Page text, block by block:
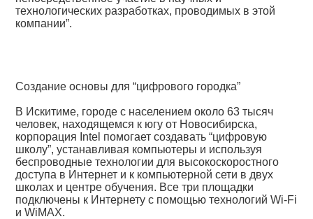
технологических разработках, проводимых в этой
компании”.
Создание основы для “цифрового городка”
В Искитиме, городе с населением около 63 тысяч
человек, находящемся к югу от Новосибирска,
корпорация Intel помогает создавать “цифровую
школу”, устанавливая компьютеры и используя
беспроводные технологии для высокоскоростного
доступа в Интернет и к компьютерной сети в двух
школах и центре обучения. Все три площадки
подключены к Интернету с помощью технологий Wi-Fi
и WiMAX.